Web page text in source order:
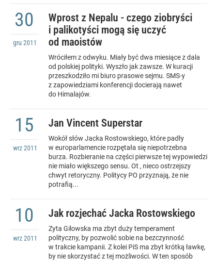
Wprost z Nepalu - czego ziobryści
i palikotyści mogą się uczyć
od maoistów
30
gru 2011
Wróciłem z odwyku. Miały być dwa miesiące z dala
od polskiej polityki. Wyszło jak zawsze. W kuracji
przeszkodziło mi biuro prasowe sejmu. SMS-y
z zapowiedziami konferencji docierają nawet
do Himalajów.
Jan Vincent Superstar
15
wrz 2011
Wokół słów Jacka Rostowskiego, które padły
w europarlamencie rozpętała się niepotrzebna
burza. Rozbieranie na części pierwsze tej wypowiedzi
nie miało większego sensu. Ot , nieco ostrzejszy
chwyt retoryczny. Politycy PO przyznają, że nie
potrafią...
Jak rozjechać Jacka Rostowskiego
10
wrz 2011
Zyta Gilowska ma zbyt duży temperament
polityczny, by pozwolić sobie na bezczynność
w trakcie kampanii. Z kolei PiS ma zbyt krótką ławkę,
by nie skorzystać z tej możliwości. W ten sposób